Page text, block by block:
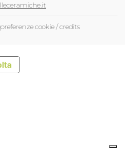
preferenze cookie/credits